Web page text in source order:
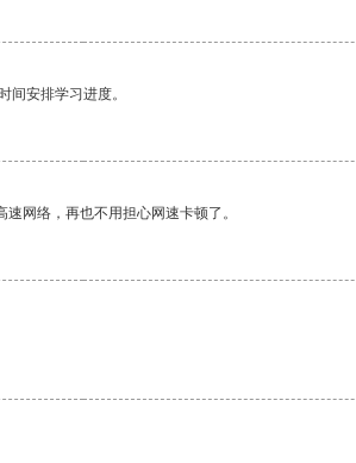
安排学习进度。
网络，再也不用担心网速卡顿了。